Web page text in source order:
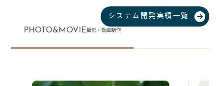
システム開発実績一覧
PHOTO&MOVIE撮影・動画制作